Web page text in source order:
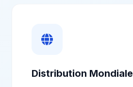
Distribution Mondiale